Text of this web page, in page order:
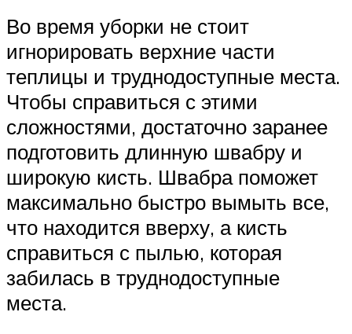
Во время уборки не стоит
игнорировать верхние части
теплицы и труднодоступные места.
Чтобы справиться с этими
сложностями, достаточно заранее
подготовить длинную швабру и
широкую кисть. Швабра поможет
максимально быстро вымыть все,
что находится вверху, а кисть
справиться с пылью, которая
забилась в труднодоступные
места.